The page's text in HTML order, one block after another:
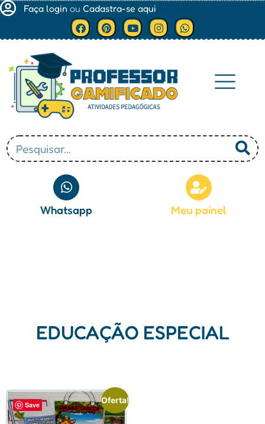
Faça login ou Cadastra-se aqui
Whatsapp Meu painel
EDUCAÇÃO ESPECIAL
Save Oferta!